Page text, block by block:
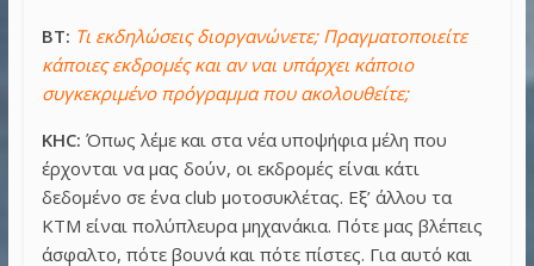
BT: Τι εκδηλώσεις διοργανώνετε; Πραγματοποιείτε
κάποιες εκδρομές και αν ναι υπάρχει κάποιο
συγκεκριμένο πρόγραμμα που ακολουθείτε;
KHC: Όπως λέμε και στα νέα υποψήφια μέλη που
έρχονται να μας δούν, οι εκδρομές είναι κάτι
δεδομένο σε ένα club μοτοσυκλέτας. Εξ’ άλλου τα
ΚΤΜ είναι πολύπλευρα μηχανάκια. Πότε μας βλέπεις
άσφαλτο, πότε βουνά και πότε πίστες. Για αυτό και